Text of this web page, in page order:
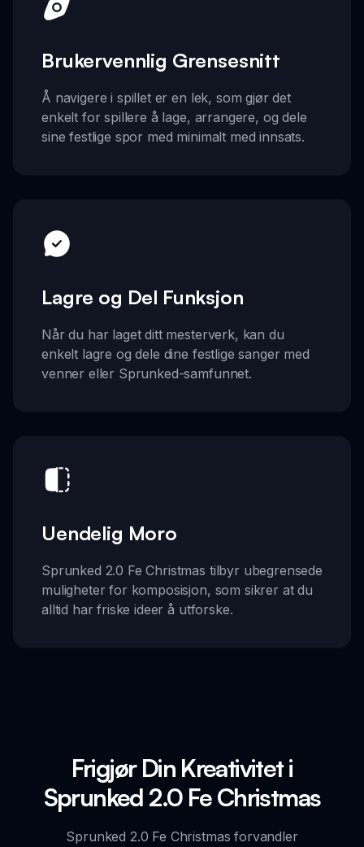
Brukervennlig Grensesnitt
Å navigere i spillet er en lek, som gjør det
enkelt for spillere å lage, arrangere, og dele
sine festlige spor med minimalt med innsats.
Lagre og Del Funksjon
Når du har laget ditt mesterverk, kan du
enkelt lagre og dele dine festlige sanger med
venner eller Sprunked-samfunnet.
Uendelig Moro
Sprunked 2.0 Fe Christmas tilbyr ubegrensede
muligheter for komposisjon, som sikrer at du
alltid har friske ideer å utforske.
Frigjør Din Kreativitet i
Sprunked 2.0 Fe Christmas
Sprunked 2.0 Fe Christmas forvandler